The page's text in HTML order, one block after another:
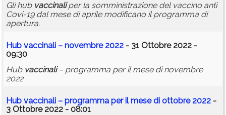
Gli hub vaccinaliper la somministrazione del vaccino anti
Covi-19 dal mese di aprile modificano il programma di
apertura.
Hub vaccinali – novembre 2022 - 31 Ottobre 2022 -
09:30
Hub vaccinali– programma per il mese di novembre
2022
Hub vaccinali – programma per il mese di ottobre 2022 -
3 Ottobre 2022 - 08:01